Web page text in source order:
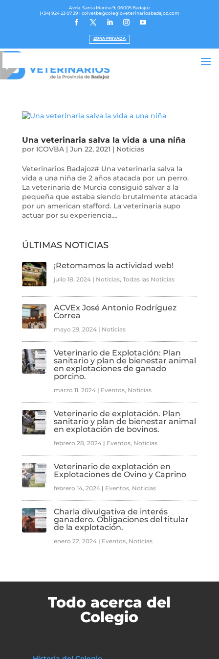
Avda. Santa Marina 9, 06005 Badajoz
(+34) 924 23 07 39 I colvetba@colegioveterinariosbadajoz.com
ZONA PRIVADA
Una veterinaria salva la vida a una niña
por ICOVBA| Jun 22, 2021 | Noticias
Veterinarios Badajoz# Una veterinaria salva la
vida a una niña de 2 años atacada por un perro.
La veterinaria de Murcia consiguió salvar a la
pequeña que estaba siendo brutalmente atacada
por un american stafford. La veterinaria supo
actuar por su experiencia....
ÚLTIMAS NOTICIAS
¡Retomamos la actividad web!
julio 18, 2024| Noticias, Todas las Noticias
ACVEx José Antonio Rodríguez
Correa
mayo 29, 2024| Noticias
Veterinario de Explotación: Plan
sanitario y plan de bienestar animal
en explotaciones de ganado
porcino.
marzo 11, 2024| Eventos, Noticias
Veterinario de explotación. Plan
sanitario y plan de bienestar animal
en explotación de bovinos.
febrero 28, 2024| Eventos, Noticias
Veterinario de explotación en
Explotaciones de Ovino y Caprino
febrero 14, 2024| Eventos, Noticias
Charla divulgativa de interés
ganadero. Obligaciones del titular
de la explotación.
enero 22, 2024| Eventos, Noticias
Todo acerca del
Colegio